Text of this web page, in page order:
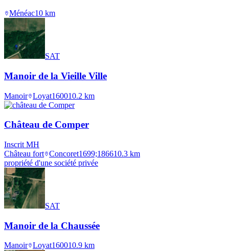
Ménéac10 km
SAT
Manoir de la Vieille Ville
Manoir Loyat160010.2 km
Château de Comper
Inscrit MH
Château fort Concoret1699;186610.3 km
propriété d'une société privée
SAT
Manoir de la Chaussée
Manoir Loyat160010.9 km